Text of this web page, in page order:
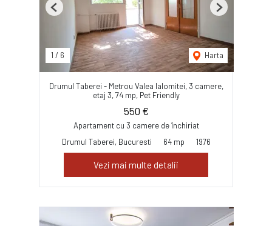
1 / 6 Harta
Previous Next
Drumul Taberei - Metrou Valea Ialomitei, 3 camere,
etaj 3, 74 mp, Pet Friendly
550 €
Apartament cu 3 camere de închiriat
Drumul Taberei, Bucuresti
64 mp 1976
Vezi mai multe detalii